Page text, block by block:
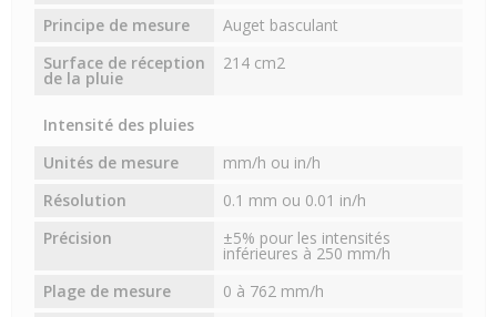
Principe de mesure
Auget basculant
Surface de réception
de la pluie
214 cm2
Intensité des pluies
Unités de mesure
mm/h ou in/h
Résolution
0.1 mm ou 0.01 in/h
Précision
±5% pour les intensités
inférieures à 250 mm/h
Plage de mesure
0 à 762 mm/h